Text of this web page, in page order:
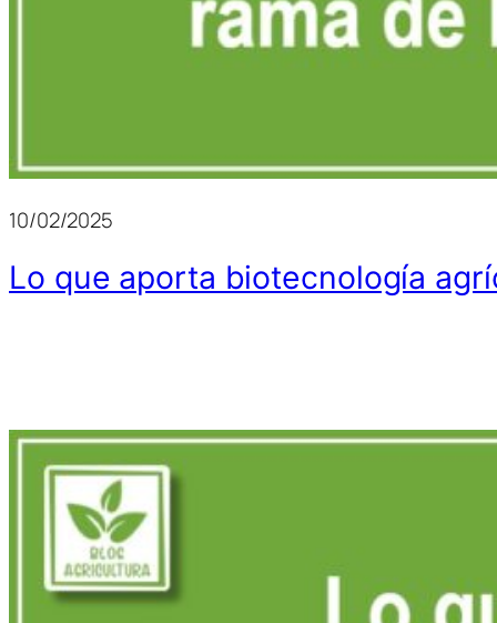
10/02/2025
Lo que aporta biotecnología